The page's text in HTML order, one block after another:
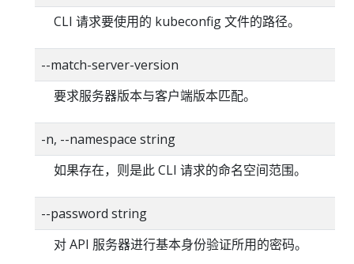
CLI 请求要使用的 kubeconfig 文件的路径。
--match-server-version
要求服务器版本与客户端版本匹配。
-n, --namespace string
如果存在，则是此 CLI 请求的命名空间范围。
--password string
对 API 服务器进行基本身份验证所用的密码。